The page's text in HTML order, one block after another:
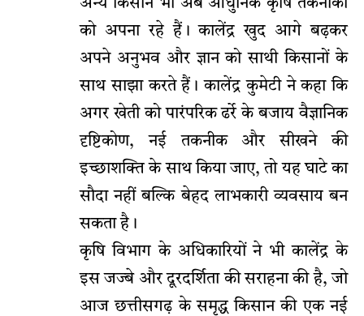
अन्य किसान भी अब आधुनिक कृषि तकनीकों
को अपना रहे हैं। कालेंद्र खुद आगे बढ़कर
अपने अनुभव और ज्ञान को साथी किसानों के
साथ साझा करते हैं। ​कालेंद्र कुमेटी ने कहा कि
अगर खेती को पारंपरिक ढर्रे के बजाय वैज्ञानिक
दृष्टिकोण, नई तकनीक और सीखने की
इच्छाशक्ति के साथ किया जाए, तो यह घाटे का
सौदा नहीं बल्कि बेहद लाभकारी व्यवसाय बन
सकता है।
​कृषि विभाग के अधिकारियों ने भी कालेंद्र के
इस जज्बे और दूरदर्शिता की सराहना की है, जो
आज छत्तीसगढ़ के समृद्ध किसान की एक नई